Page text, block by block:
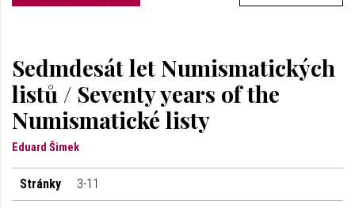
Sedmdesát let Numismatických
listů / Seventy years of the
Numismatické listy
Eduard Šimek
Stránky 3-11